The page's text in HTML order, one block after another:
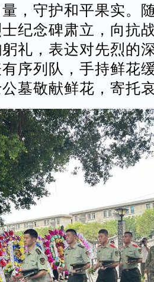
，守护和平果实。
纪念碑肃立，向抗
礼，表达对先烈的
序列队，手持鲜花
墓敬献鲜花，寄托